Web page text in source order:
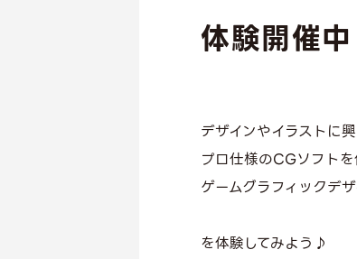
体験開催中
デザインやイラストに
プロ仕様のCGソフト
ゲームグラフィックデ
を体験してみよう♪